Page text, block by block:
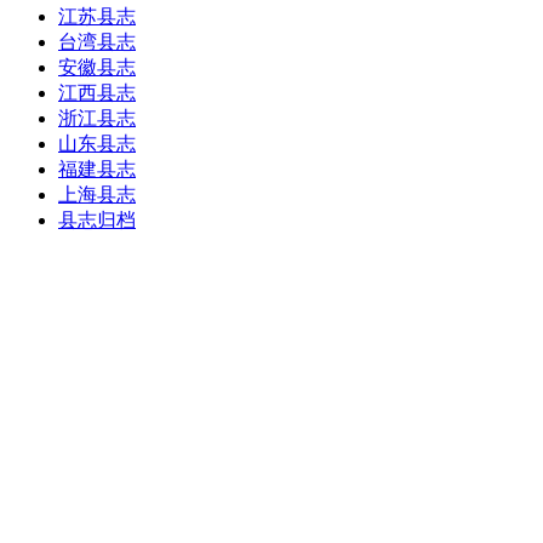
江苏县志
台湾县志
安徽县志
江西县志
浙江县志
山东县志
福建县志
上海县志
县志归档